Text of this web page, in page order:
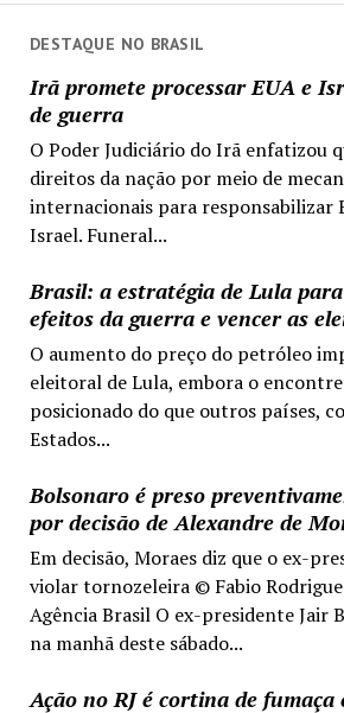
DESTAQUE NO BRASIL
Irã promete processar EUA e
de guerra
O Poder Judiciário do Irã enfatizou
direitos da nação por meio de
internacionais para responsabilizar
Israel. Funeral...
Brasil: a estratégia de Lula
efeitos da guerra e vencer as
O aumento do preço do petróleo
eleitoral de Lula, embora o
posicionado do que outros países,
Estados...
Bolsonaro é preso
por decisão de Alexandre de
Em decisão, Moraes diz que o ex-
violar tornozeleira © Fabio
Agência Brasil O ex-presidente Jair
na manhã deste sábado...
Ação no RJ é cortina de fumaça